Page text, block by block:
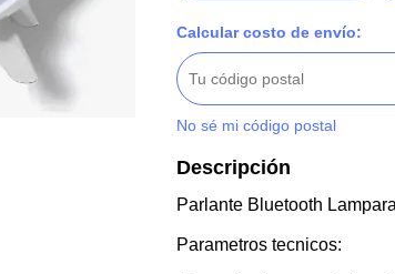
Calcular costo de envío:
No sé mi código postal
Descripción
Parlante Bluetooth
Parametros tecnicos: